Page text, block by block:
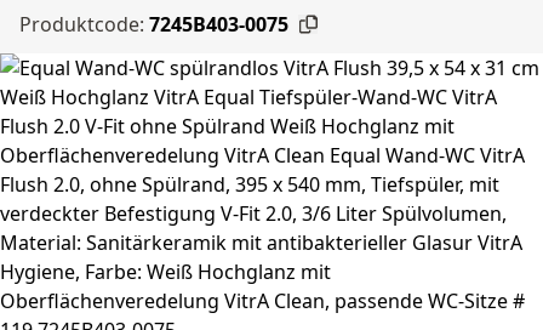
Produktcode: 7245B403-0075